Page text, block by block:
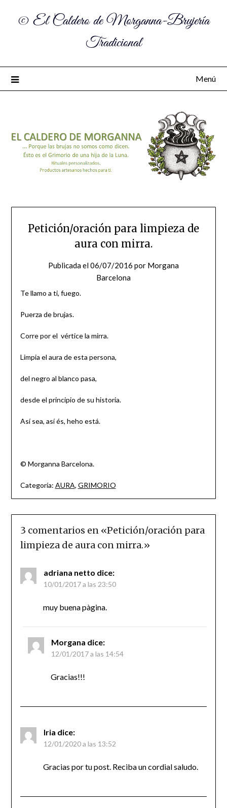
© El Caldero de Morganna-Brujería
Tradicional
Menú
Petición/oración para limpieza de
aura con mirra.
Publicada el06/07/2016 por Morgana
Barcelona
Te llamo a ti, fuego.
Puerza de brujas.
Corre por el vértice la mirra.
Limpia el aura de esta persona,
del negro al blanco pasa,
desde el principio de su historia.
Así sea, así és, heho está.
© Morganna Barcelona.
Categoría: AURA, GRIMORIO
3 comentarios en «Petición/oración para
limpieza de aura con mirra.»
adriana netto dice:
10/01/2017 a las 23:50
muy buena pàgina.
Morgana dice:
12/01/2017 a las 14:54
Gracias!!!
Iria dice:
12/01/2020 a las 13:52
Gracias por tu post. Reciba un cordial saludo.